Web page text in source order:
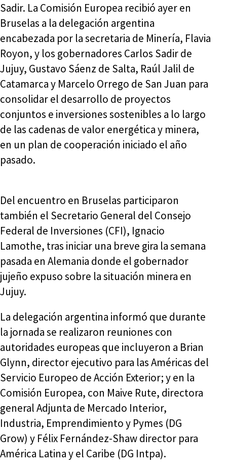
Sadir. La Comisión Europea recibió ayer en
Bruselas a la delegación argentina
encabezada por la secretaria de Minería, Flavia
Royon, y los gobernadores Carlos Sadir de
Jujuy, Gustavo Sáenz de Salta, Raúl Jalil de
Catamarca y Marcelo Orrego de San Juan para
consolidar el desarrollo de proyectos
conjuntos e inversiones sostenibles a lo largo
de las cadenas de valor energética y minera,
en un plan de cooperación iniciado el año
pasado.
Del encuentro en Bruselas participaron
también el Secretario General del Consejo
Federal de Inversiones (CFI), Ignacio
Lamothe, tras iniciar una breve gira la semana
pasada en Alemania donde el gobernador
jujeño expuso sobre la situación minera en
Jujuy.
La delegación argentina informó que durante
la jornada se realizaron reuniones con
autoridades europeas que incluyeron a Brian
Glynn, director ejecutivo para las Américas del
Servicio Europeo de Acción Exterior; y en la
Comisión Europea, con Maive Rute, directora
general Adjunta de Mercado Interior,
Industria, Emprendimiento y Pymes (DG
Grow) y Félix Fernández-Shaw director para
América Latina y el Caribe (DG Intpa).